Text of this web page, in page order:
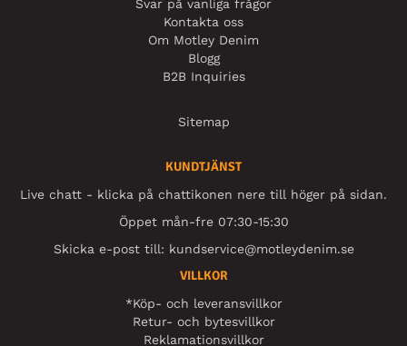
Svar på vanliga frågor
Kontakta oss
Om Motley Denim
Blogg
B2B Inquiries
Sitemap
KUNDTJÄNST
Live chatt - klicka på chattikonen nere till höger på sidan.
Öppet mån-fre 07:30-15:30
Skicka e-post till: kundservice@motleydenim.se
VILLKOR
*Köp- och leveransvillkor
Retur- och bytesvillkor
Reklamationsvillkor